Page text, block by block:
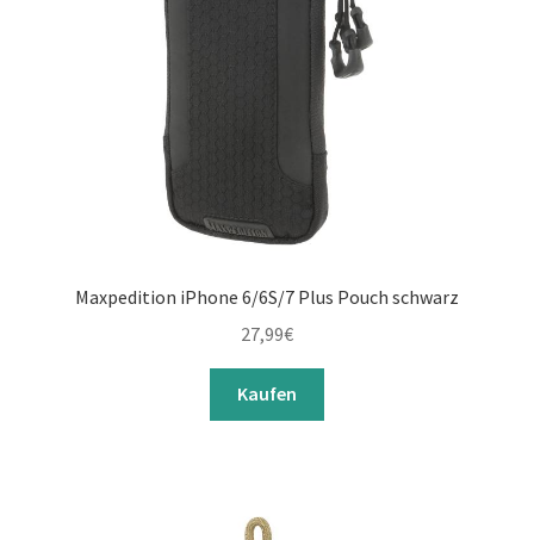
Maxpedition iPhone 6/6S/7 Plus Pouch schwarz
27,99€
Kaufen